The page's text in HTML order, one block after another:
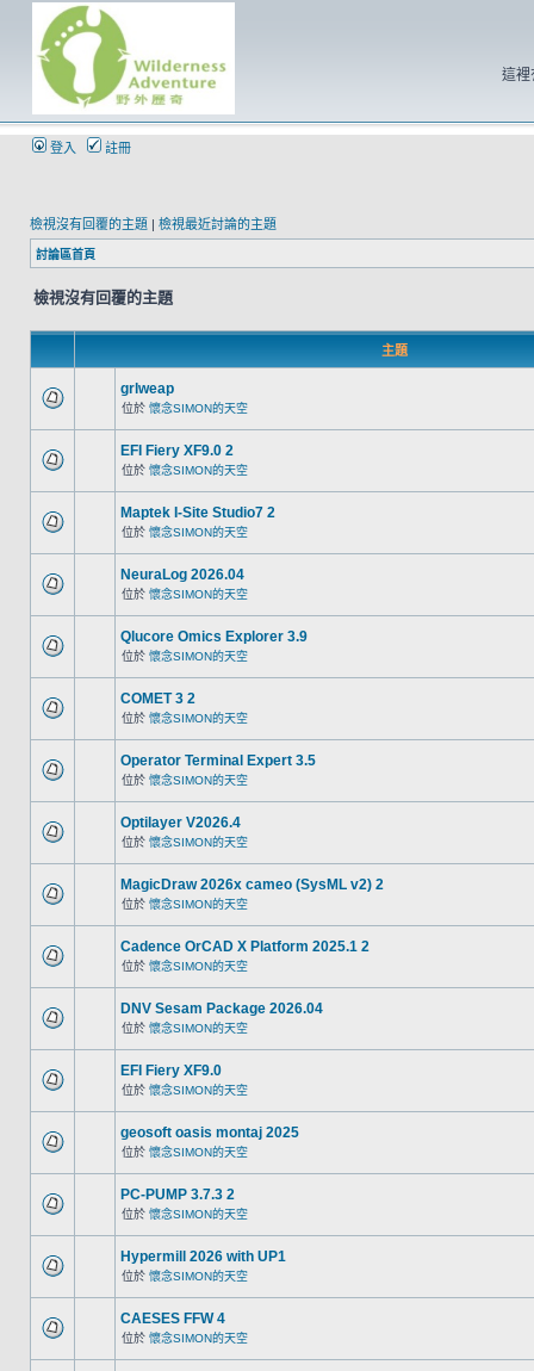
這裡
登入 註冊
檢視沒有回覆的主題 | 檢視最近討論的主題
討論區首頁
檢視沒有回覆的主題
主題
grlweap
位於 懷念SIMON的天空
EFI Fiery XF9.0 2
位於 懷念SIMON的天空
Maptek I-Site Studio7 2
位於 懷念SIMON的天空
NeuraLog 2026.04
位於 懷念SIMON的天空
Qlucore Omics Explorer 3.9
位於 懷念SIMON的天空
COMET 3 2
位於 懷念SIMON的天空
Operator Terminal Expert 3.5
位於 懷念SIMON的天空
Optilayer V2026.4
位於 懷念SIMON的天空
MagicDraw 2026x cameo (SysML v2) 2
位於 懷念SIMON的天空
Cadence OrCAD X Platform 2025.1 2
位於 懷念SIMON的天空
DNV Sesam Package 2026.04
位於 懷念SIMON的天空
EFI Fiery XF9.0
位於 懷念SIMON的天空
geosoft oasis montaj 2025
位於 懷念SIMON的天空
PC-PUMP 3.7.3 2
位於 懷念SIMON的天空
Hypermill 2026 with UP1
位於 懷念SIMON的天空
CAESES FFW 4
位於 懷念SIMON的天空